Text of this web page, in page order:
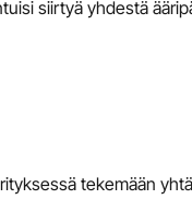
siirtyä yhdestä
tekemään